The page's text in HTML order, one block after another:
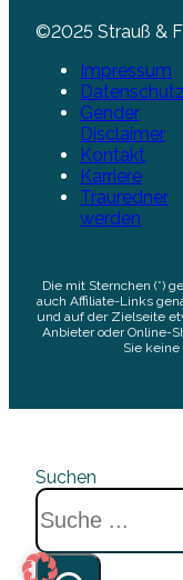
©2025 Strauß &
Impressum
Datenschutz
Gender
Disclaimer
Kontakt
Karriere
Trauredner
werden
Die mit Sternchen (*)
auch Affiliate-Links
und auf der Zielseite
Anbieter oder Online-
Sie keine
Suchen